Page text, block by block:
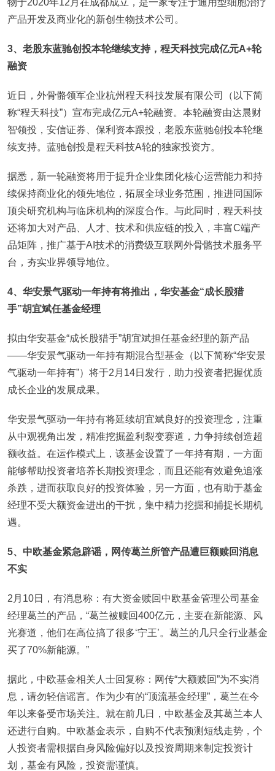
物于2020年12月在成都成立，是一家专注于通用型细胞治疗
产品开发及商业化的新创生物技术公司。
3、老股东蓝驰创投本轮继续支持，程天科技完成亿元A+轮
融资
近日，外骨骼领军企业杭州程天科技发展有限公司（以下简
称“程天科技”）宣布完成亿元A+轮融资。本轮融资由达晨财
智领投，安信证券、保利资本跟投，老股东蓝驰创投本轮继
续支持。蓝驰创投是程天科技A轮的独家投资方。
据悉，新一轮融资将用于提升企业集团化核心运营能力和持
续保持商业化的领先地位，拓展全球业务范围，推进同国际
顶尖研究机构与临床机构的深度合作。与此同时，程天科技
还将加大对产品、人才、技术和供应链的投入，丰富C端产
品矩阵，推广基于AI技术的消费级互联网外骨骼技术服务平
台，夯实业界领导地位。
4、华安景气驱动一年持有将推出，华安基金“成长股猎
手”胡宜斌任基金经理
拟由华安基金“成长股猎手”胡宜斌担任基金经理的新产品
——华安景气驱动一年持有期混合型基金（以下简称“华安景
气驱动一年持有”）将于2月14日发行，助力投资者把握优质
成长企业的发展成果。
华安景气驱动一年持有将延续胡宜斌良好的投资理念，注重
从中观视角出发，精准挖掘盈利裂变赛道，力争持续创造超
额收益。在运作模式上，该基金设置了一年持有期，一方面
能够帮助投资者培养长期投资理念，而且还能有效避免追涨
杀跌，进而获取良好的投资体验，另一方面，也有助于基金
经理不受大额资金进出的干扰，集中精力挖掘和捕捉长期机
遇。
5、中欧基金紧急辟谣，网传葛兰所管产品遭巨额赎回消息
不实
2月10日，有消息称：有大资金赎回中欧基金管理公司基金
经理葛兰的产品，“葛兰被赎回400亿元，主要在新能源、风
光赛道，他们在高位搞了很多‘宁王’。葛兰的几只全行业基金
买了70%新能源。”
据此，中欧基金相关人士回复称：网传“大额赎回”为不实消
息，请勿轻信谣言。作为少有的“顶流基金经理”，葛兰在今
年以来备受市场关注。就在前几日，中欧基金及其葛兰本人
还进行自购。中欧基金表示，自购不代表预测短线走势，个
人投资者需根据自身风险偏好以及投资周期来制定投资计
划，基金有风险，投资需谨慎。